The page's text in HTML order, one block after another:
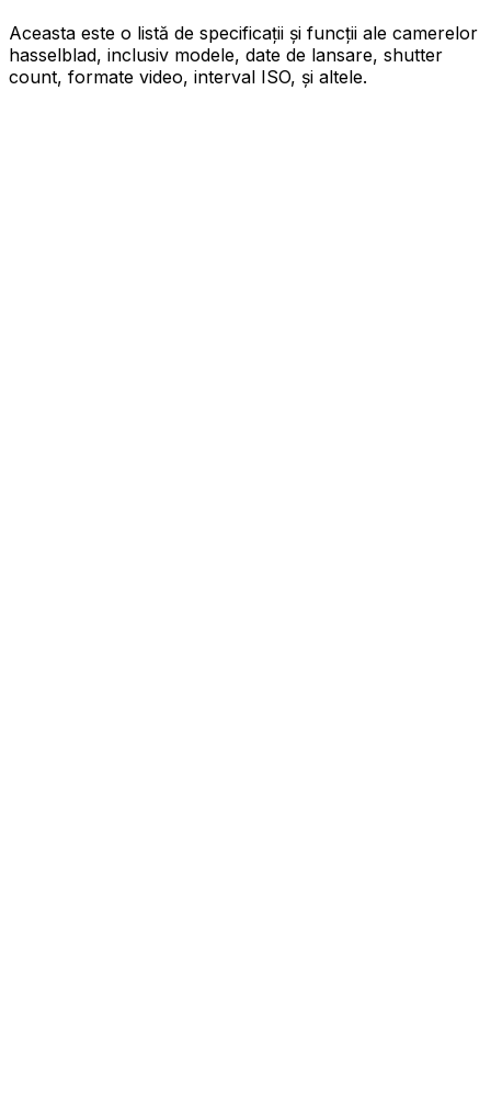
Aceasta este o listă de specificații și funcții ale camerelor
hasselblad, inclusiv modele, date de lansare, shutter
count, formate video, interval ISO, și altele.